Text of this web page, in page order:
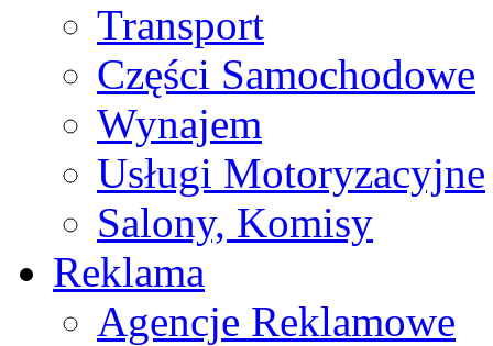
Transport
Części Samochodowe
Wynajem
Usługi Motoryzacyjne
Salony, Komisy
Reklama
Agencje Reklamowe